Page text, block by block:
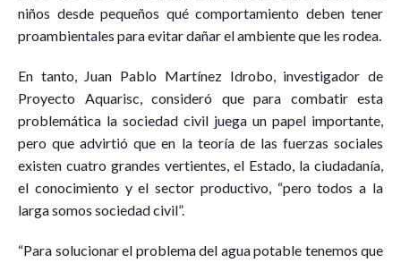
niños desde pequeños qué comportamiento deben tener
proambientales para evitar dañar el ambiente que les rodea.
En tanto, Juan Pablo Martínez Idrobo, investigador de
Proyecto Aquarisc, consideró que para combatir esta
problemática la sociedad civil juega un papel importante,
pero que advirtió que en la teoría de las fuerzas sociales
existen cuatro grandes vertientes, el Estado, la ciudadanía,
el conocimiento y el sector productivo, “pero todos a la
larga somos sociedad civil”.
“Para solucionar el problema del agua potable tenemos que